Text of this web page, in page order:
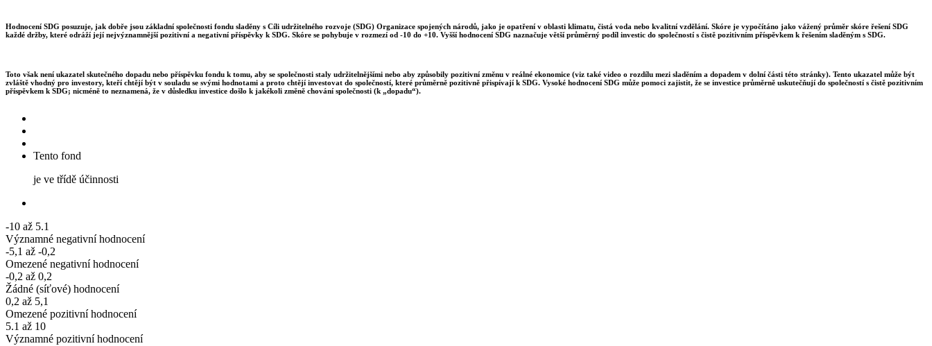
Hodnocení SDG posuzuje, jak dobře jsou základní společnosti fondu sladěny s Cíli udržitelného rozvoje (SDG) Organizace spojených národů, jako je opatření v oblasti klimatu, čistá voda nebo kvalitní vzdělání. Skóre je vypočítáno jako vážený průměr skóre řešení SDG
každé držby, které odráží její nejvýznamnější pozitivní a negativní příspěvky k SDG. Skóre se pohybuje v rozmezí od -10 do +10. Vyšší hodnocení SDG naznačuje větší průměrný podíl investic do společností s čistě pozitivním příspěvkem k řešením sladěným s SDG.
Toto však není ukazatel skutečného dopadu nebo příspěvku fondu k tomu, aby se společnosti staly udržitelnějšími nebo aby způsobily pozitivní změnu v reálné ekonomice (viz také video o rozdílu mezi sladěním a dopadem v dolní části této stránky). Tento ukazatel může být
zvláště vhodný pro investory, kteří chtějí být v souladu se svými hodnotami a proto chtějí investovat do společností, které průměrně pozitivně přispívají k SDG. Vysoké hodnocení SDG může pomoci zajistit, že se investice průměrně uskutečňují do společností s čistě pozitivním
příspěvkem k SDG; nicméně to neznamená, že v důsledku investice došlo k jakékoli změně chování společnosti (k „dopadu“).
Tento fond
je ve třídě účinnosti
-10 až 5.1
Významné negativní hodnocení
-5,1 až -0,2
Omezené negativní hodnocení
-0,2 až 0,2
Žádné (síťové) hodnocení
0,2 až 5,1
Omezené pozitivní hodnocení
5.1 až 10
Významné pozitivní hodnocení